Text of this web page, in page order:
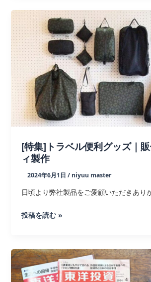
「月
刊
ぎ
ふ
と
PREMIUM」
に
弊
社
タ
ブ
ラ
ー
が
載
ま
し
た
[特集]トラベル便利グッズ｜
ィ製作
2024年6月1日 / niyuu master
日頃より弊社製品をご愛顧いただきあり
[特
ラ
ベ
ル
投稿を読む »